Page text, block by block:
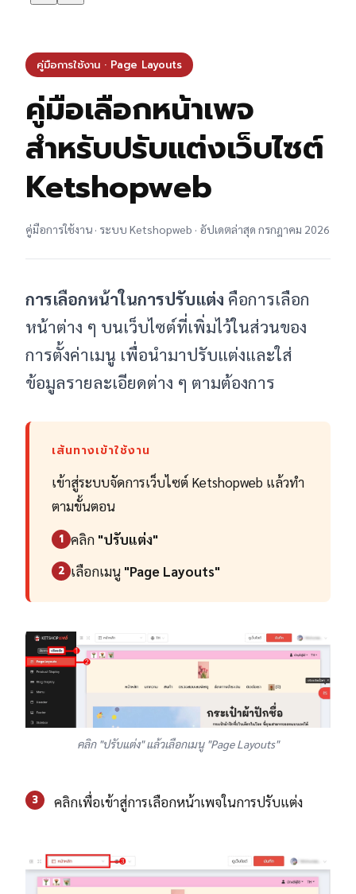
คู่มือการใช้งาน · Page Layouts
คู่มือเลือกหน้าเพจ
สำหรับปรับแต่งเว็บไซต์
Ketshopweb
คู่มือการใช้งาน · ระบบ Ketshopweb · อัปเดตล่าสุด กรกฎาคม 2026
การเลือกหน้าในการปรับแต่ง คือการเลือก
หน้าต่าง ๆ บนเว็บไซต์ที่เพิ่มไว้ในส่วนของ
การตั้งค่าเมนู เพื่อนำมาปรับแต่งและใส่
ข้อมูลรายละเอียดต่าง ๆ ตามต้องการ
เส้นทางเข้าใช้งาน
เข้าสู่ระบบจัดการเว็บไซต์ Ketshopweb แล้วทำ
ตามขั้นตอน
1 คลิก "ปรับแต่ง"
2 เลือกเมนู "Page Layouts"
คลิก "ปรับแต่ง" แล้วเลือกเมนู "Page Layouts"
3 คลิกเพื่อเข้าสู่การเลือกหน้าเพจในการปรับแต่ง